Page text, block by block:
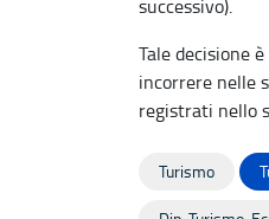
successivo).
Tale decisione
incorrere nelle
registrati nello
Turismo